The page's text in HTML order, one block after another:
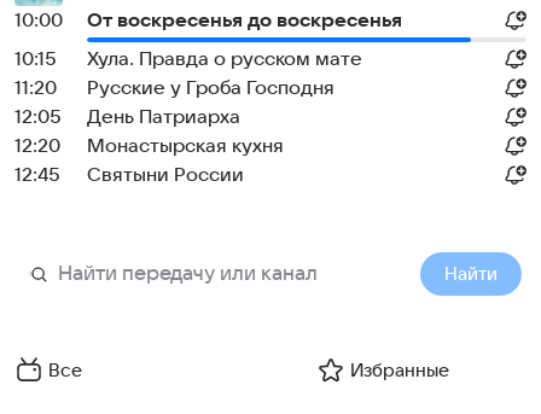
10:00
От воскресенья до воскресенья
10:15
Хула. Правда о русском мате
11:20
Русские у Гроба Господня
12:05
День Патриарха
12:20
Монастырская кухня
12:45
Святыни России
Найти
Все Избранные